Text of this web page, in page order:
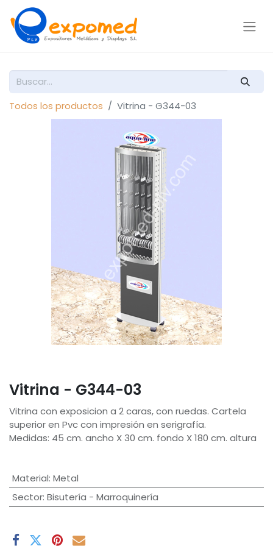
Todos los productos Vitrina - G344-03
Vitrina - G344-03
Vitrina con exposicion a 2 caras, con ruedas. Cartela
superior en Pvc con impresión en serigrafía.
Medidas: 45 cm. ancho X 30 cm. fondo X 180 cm. altura
Material: Metal
Sector: Bisutería - Marroquinería